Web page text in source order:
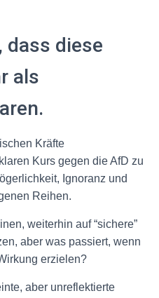
dass diese
als
Kräfte
Kurs gegen die AfD zu
Ignoranz und
Reihen.
weiterhin auf “sichere”
aber was passiert, wenn
erzielen?
aber unreflektierte